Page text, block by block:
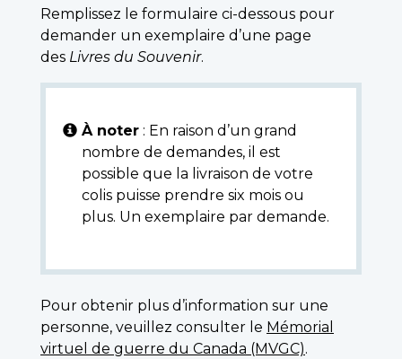
Remplissez le formulaire ci-dessous pour
demander un exemplaire d’une page
des Livres du Souvenir.
À noter : En raison d’un grand
nombre de demandes, il est
possible que la livraison de votre
colis puisse prendre six mois ou
plus. Un exemplaire par demande.
Pour obtenir plus d’information sur une
personne, veuillez consulter le Mémorial
virtuel de guerre du Canada (MVGC).